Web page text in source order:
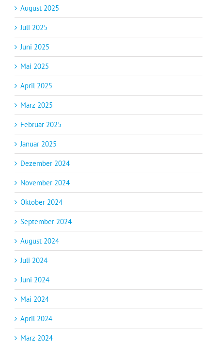
August 2025
Juli 2025
Juni 2025
Mai 2025
April 2025
März 2025
Februar 2025
Januar 2025
Dezember 2024
November 2024
Oktober 2024
September 2024
August 2024
Juli 2024
Juni 2024
Mai 2024
April 2024
März 2024